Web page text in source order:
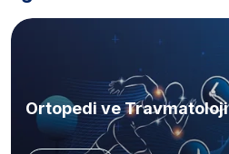
Ortopedi ve Travmatoloji